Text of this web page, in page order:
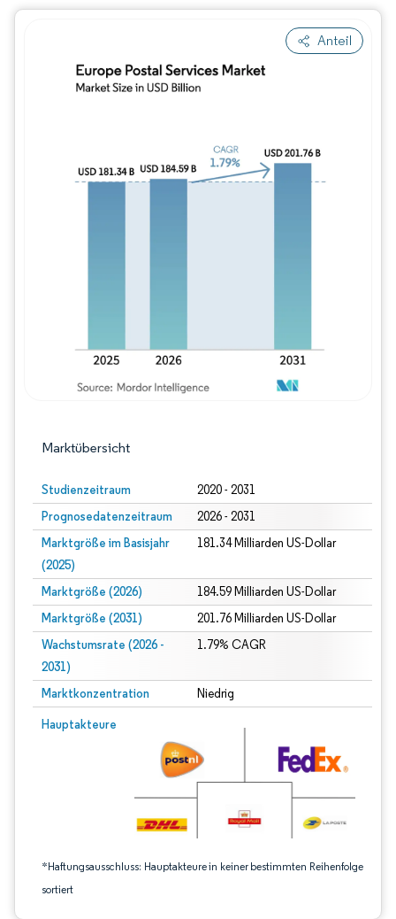
Anteil
Marktübersicht
Studienzeitraum 2020 - 2031
Prognosedatenzeitraum 2026 - 2031
Marktgröße im Basisjahr
(2025)
181.34 Milliarden US-Dollar
Marktgröße (2026) 184.59 Milliarden US-Dollar
Marktgröße (2031) 201.76 Milliarden US-Dollar
Wachstumsrate (2026 -
2031)
1.79% CAGR
Marktkonzentration Niedrig
Hauptakteure
*Haftungsausschluss: Hauptakteure in keiner bestimmten Reihenfolge
sortiert
Bild © Mordor Intelligence. Wiederverwendung erfordert Namensnennung